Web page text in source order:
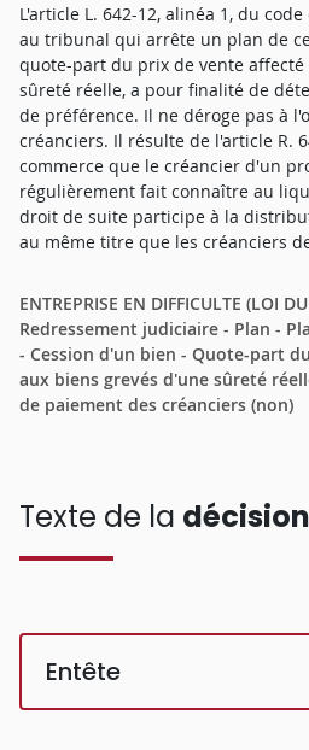
L'article L. 642-12, alinéa 1, du
au tribunal qui arrête un plan de
quote-part du prix de vente
sûreté réelle, a pour finalité de
de préférence. Il ne déroge pas à
créanciers. Il résulte de l'article R.
commerce que le créancier d'un
régulièrement fait connaître au
droit de suite participe à la
au même titre que les créanciers
ENTREPRISE EN DIFFICULTE (LOI
Redressement judiciaire - Plan -
- Cession d'un bien - Quote-part
aux biens grevés d'une sûreté
de paiement des créanciers (non)
Texte de la décision
Entête